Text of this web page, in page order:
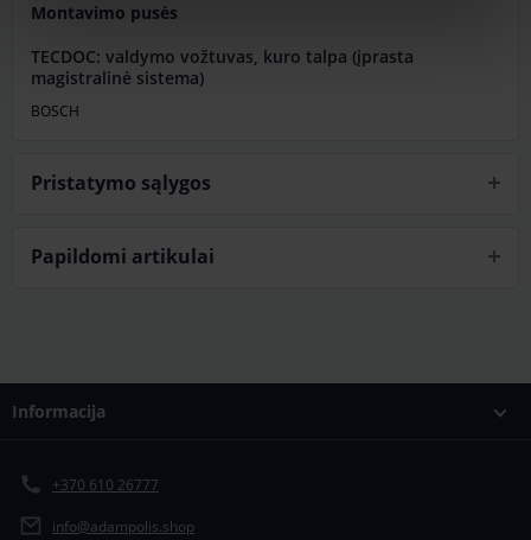
Montavimo pusės
TECDOC: valdymo vožtuvas, kuro talpa (įprasta
magistralinė sistema)
BOSCH
Pristatymo sąlygos
Papildomi artikulai
Informacija
+370 610 26777
info@adampolis.shop